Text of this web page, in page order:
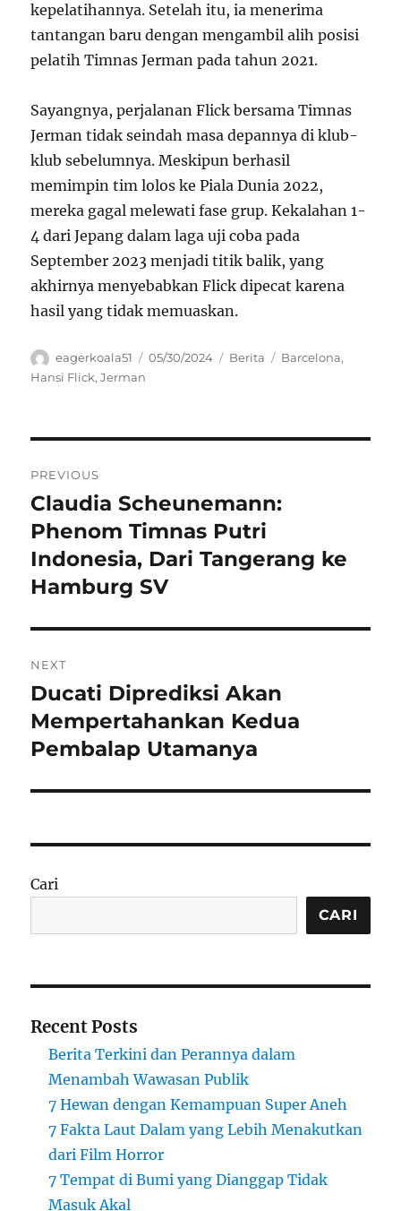
kepelatihannya. Setelah itu, ia menerima
tantangan baru dengan mengambil alih posisi
pelatih Timnas Jerman pada tahun 2021.
Sayangnya, perjalanan Flick bersama Timnas
Jerman tidak seindah masa depannya di klub-
klub sebelumnya. Meskipun berhasil
memimpin tim lolos ke Piala Dunia 2022,
mereka gagal melewati fase grup. Kekalahan 1-
4 dari Jepang dalam laga uji coba pada
September 2023 menjadi titik balik, yang
akhirnya menyebabkan Flick dipecat karena
hasil yang tidak memuaskan.
Author
eagerkoala51
Posted
05/30/2024 Categories
Berita Tags
Barcelona,
Hansi Flick,Jerman
pos
PREVIOUS
Previous
post:
Claudia Scheunemann:
Phenom Timnas Putri
Indonesia, Dari Tangerang ke
Hamburg SV
NEXT
Next
post:
Ducati Diprediksi Akan
Mempertahankan Kedua
Pembalap Utamanya
Cari
CARI
Recent Posts
Berita Terkini dan Perannya dalam
Menambah Wawasan Publik
7 Hewan dengan Kemampuan Super Aneh
7 Fakta Laut Dalam yang Lebih Menakutkan
dari Film Horror
7 Tempat di Bumi yang Dianggap Tidak
Masuk Akal